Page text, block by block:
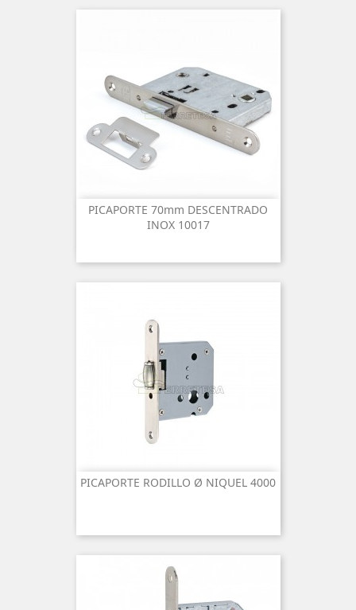
PICAPORTE 70mm DESCENTRADO
INOX 10017
PICAPORTE RODILLO Ø NIQUEL 4000